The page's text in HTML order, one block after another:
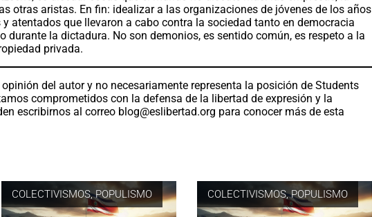
otras aristas. En fin: idealizar a las organizaciones de jóvenes de los años
atentados que llevaron a cabo contra la sociedad tanto en democracia
durante la dictadura. No son demonios, es sentido común, es respeto a la
privada.
del autor y no necesariamente representa la posición de Students
comprometidos con la defensa de la libertad de expresión y la
escribirnos al correo blog@eslibertad.org para conocer más de esta
COLECTIVISMOS,POPULISMO COLECTIVISMOS,POPULISMO